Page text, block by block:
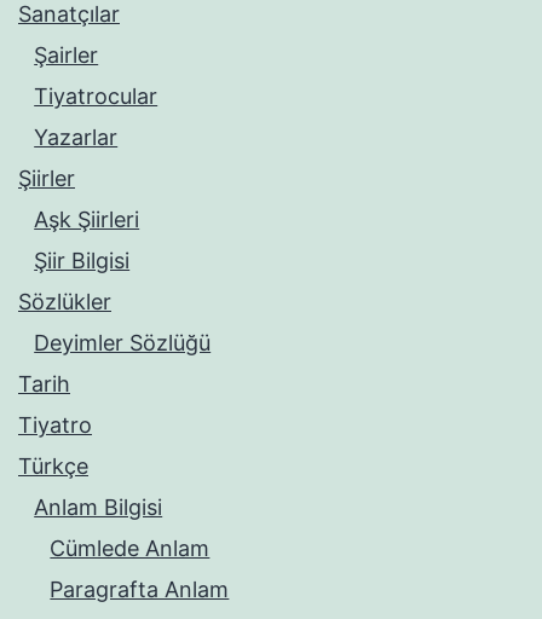
Sanatçılar
Şairler
Tiyatrocular
Yazarlar
Şiirler
Aşk Şiirleri
Şiir Bilgisi
Sözlükler
Deyimler Sözlüğü
Tarih
Tiyatro
Türkçe
Anlam Bilgisi
Cümlede Anlam
Paragrafta Anlam